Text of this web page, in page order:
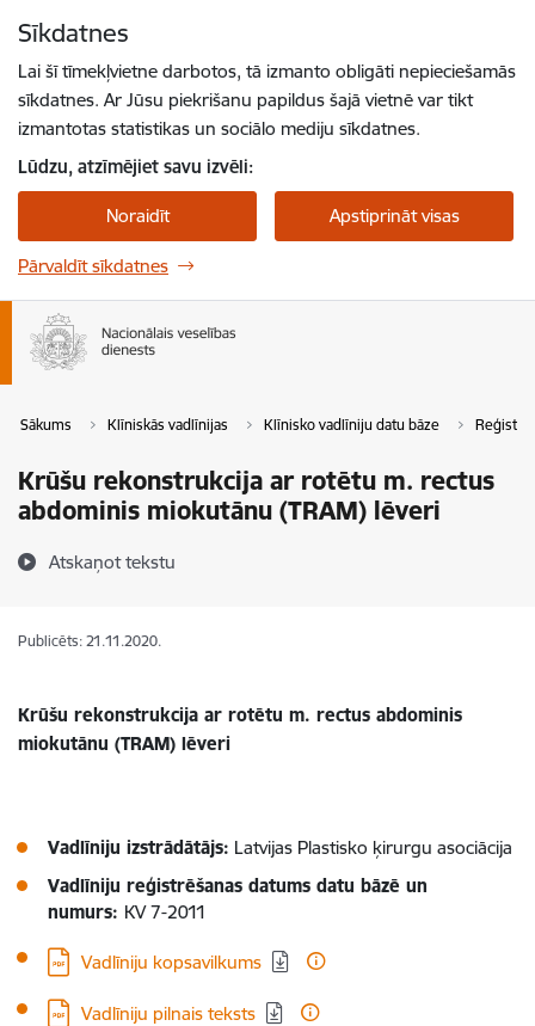
Sīkdatnes
Lai šī tīmekļvietne darbotos, tā izmanto obligāti nepieciešamās
sīkdatnes. Ar Jūsu piekrišanu papildus šajā vietnē var tikt
izmantotas statistikas un sociālo mediju sīkdatnes.
Lūdzu, atzīmējiet savu izvēli:
Noraidīt Apstiprināt visas
Pārvaldīt sīkdatnes
Sākums Klīniskās vadlīnijas Klīnisko vadlīniju datu bāze
Krūšu rekonstrukcija ar rotētu m. rectus
abdominis miokutānu (TRAM) lēveri
Atskaņot tekstu
Publicēts: 21.11.2020.
Krūšu rekonstrukcija ar rotētu m. rectus abdominis
miokutānu (TRAM) lēveri
Vadlīniju izstrādātājs: Latvijas Plastisko ķirurgu asociācija
Vadlīniju reģistrēšanas datums datu bāzē un
numurs: KV 7-2011
Lejupielādēt:
Vadlīniju kopsavilkums
Lejupielādēt:
Vadlīniju pilnais teksts